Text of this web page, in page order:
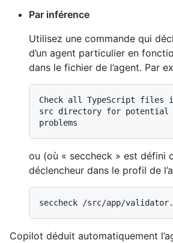
Par inférence
Utilisez une commande qui
d’un agent particulier en
dans le fichier de l’agent. Par
Check all TypeScript files
src directory for potential
ou (où « seccheck » est défini
déclencheur dans le profil de
Copilot déduit automatiquement